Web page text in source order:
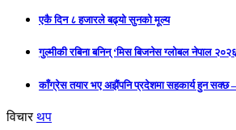
एकै दिन ८ हजारले बढ्यो सुनको मूल्य
गुल्मीकी रबिना बनिन् ‘मिस बिजनेस ग्लोबल नेपाल
काँग्रेस तयार भए अझैंपनि प्रदेशमा सहकार्य हुन सक्छ
विचार थप